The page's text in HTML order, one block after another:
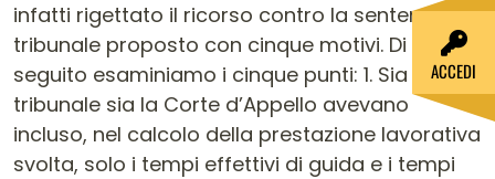
infatti rigettato il ricorso contro la sentenza del
tribunale proposto con cinque motivi. Di
seguito esaminiamo i cinque punti: 1. Sia il
tribunale sia la Corte d’Appello avevano
incluso, nel calcolo della prestazione lavorativa
svolta, solo i tempi effettivi di guida e i tempi
ACCEDI